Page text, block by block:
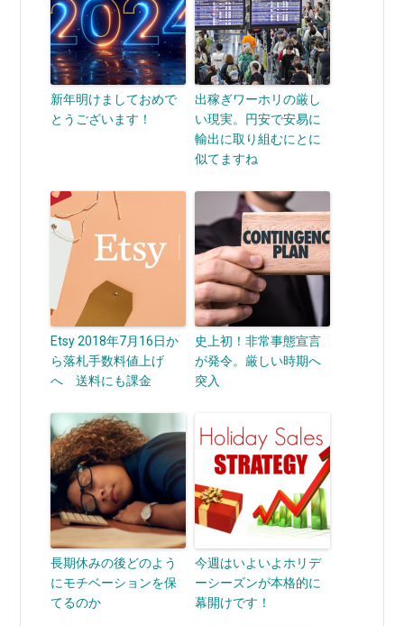
新年明けましておめで
とうございます！
出稼ぎワーホリの厳し
い現実。円安で安易に
輸出に取り組むにとに
似てますね
Etsy 2018年7月16日か
ら落札手数料値上げ
へ 送料にも課金
史上初！非常事態宣言
が発令。厳しい時期へ
突入
長期休みの後どのよう
にモチベーションを保
てるのか
今週はいよいよホリデ
ーシーズンが本格的に
幕開けです！